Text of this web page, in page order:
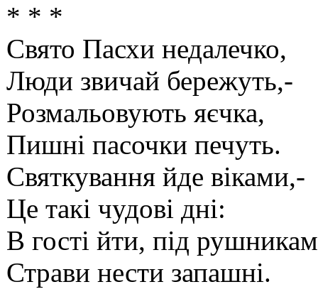
* * *
Свято Пасхи недалечко,
Люди звичай бережуть,-
Розмальовують яєчка,
Пишні пасочки печуть.
Святкування йде віками,-
Це такі чудові дні:
В гості йти, під
Страви нести запашні.